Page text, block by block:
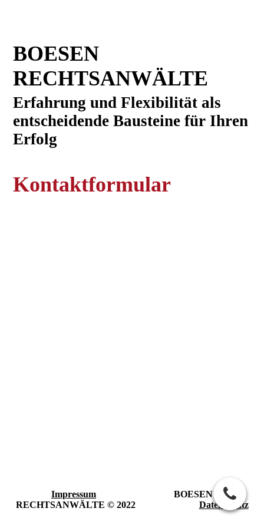
BOESEN
RECHTSANWÄLTE
Erfahrung und Flexibilität als
entscheidende Bausteine für Ihren
Erfolg
Kontaktformular
Impressum BOESEN
RECHTSANWÄLTE © 2022 Datenschutz